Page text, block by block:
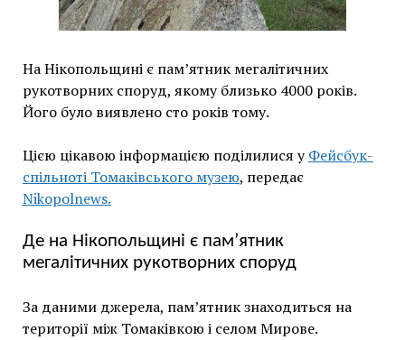
На Нікопольщині є пам’ятник мегалітичних
рукотворних споруд, якому близько 4000 років.
Його було виявлено сто років тому.
Цією цікавою інформацією поділилися уФейсбук-
спільноті Томаківського музею, передає
Nikopolnews.
Де на Нікопольщині є пам’ятник
мегалітичних рукотворних споруд
За даними джерела, пам’ятник знаходиться на
території між Томаківкою і селом Мирове.